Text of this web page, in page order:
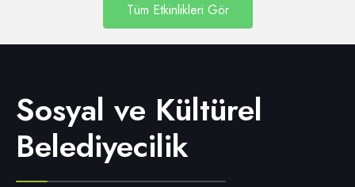
Tüm Etkinlikleri Gör
Sosyal ve Kültürel
Belediyecilik